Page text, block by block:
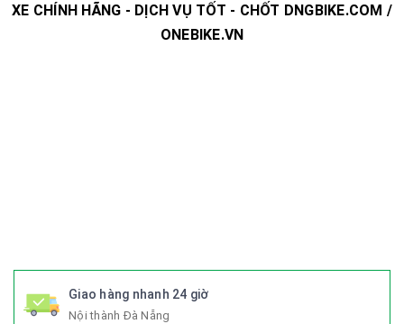
XE CHÍNH HÃNG - DỊCH VỤ TỐT - CHỐT DNGBIKE.COM /
ONEBIKE.VN
Giao hàng nhanh 24 giờ
Nội thành Đà Nẵng